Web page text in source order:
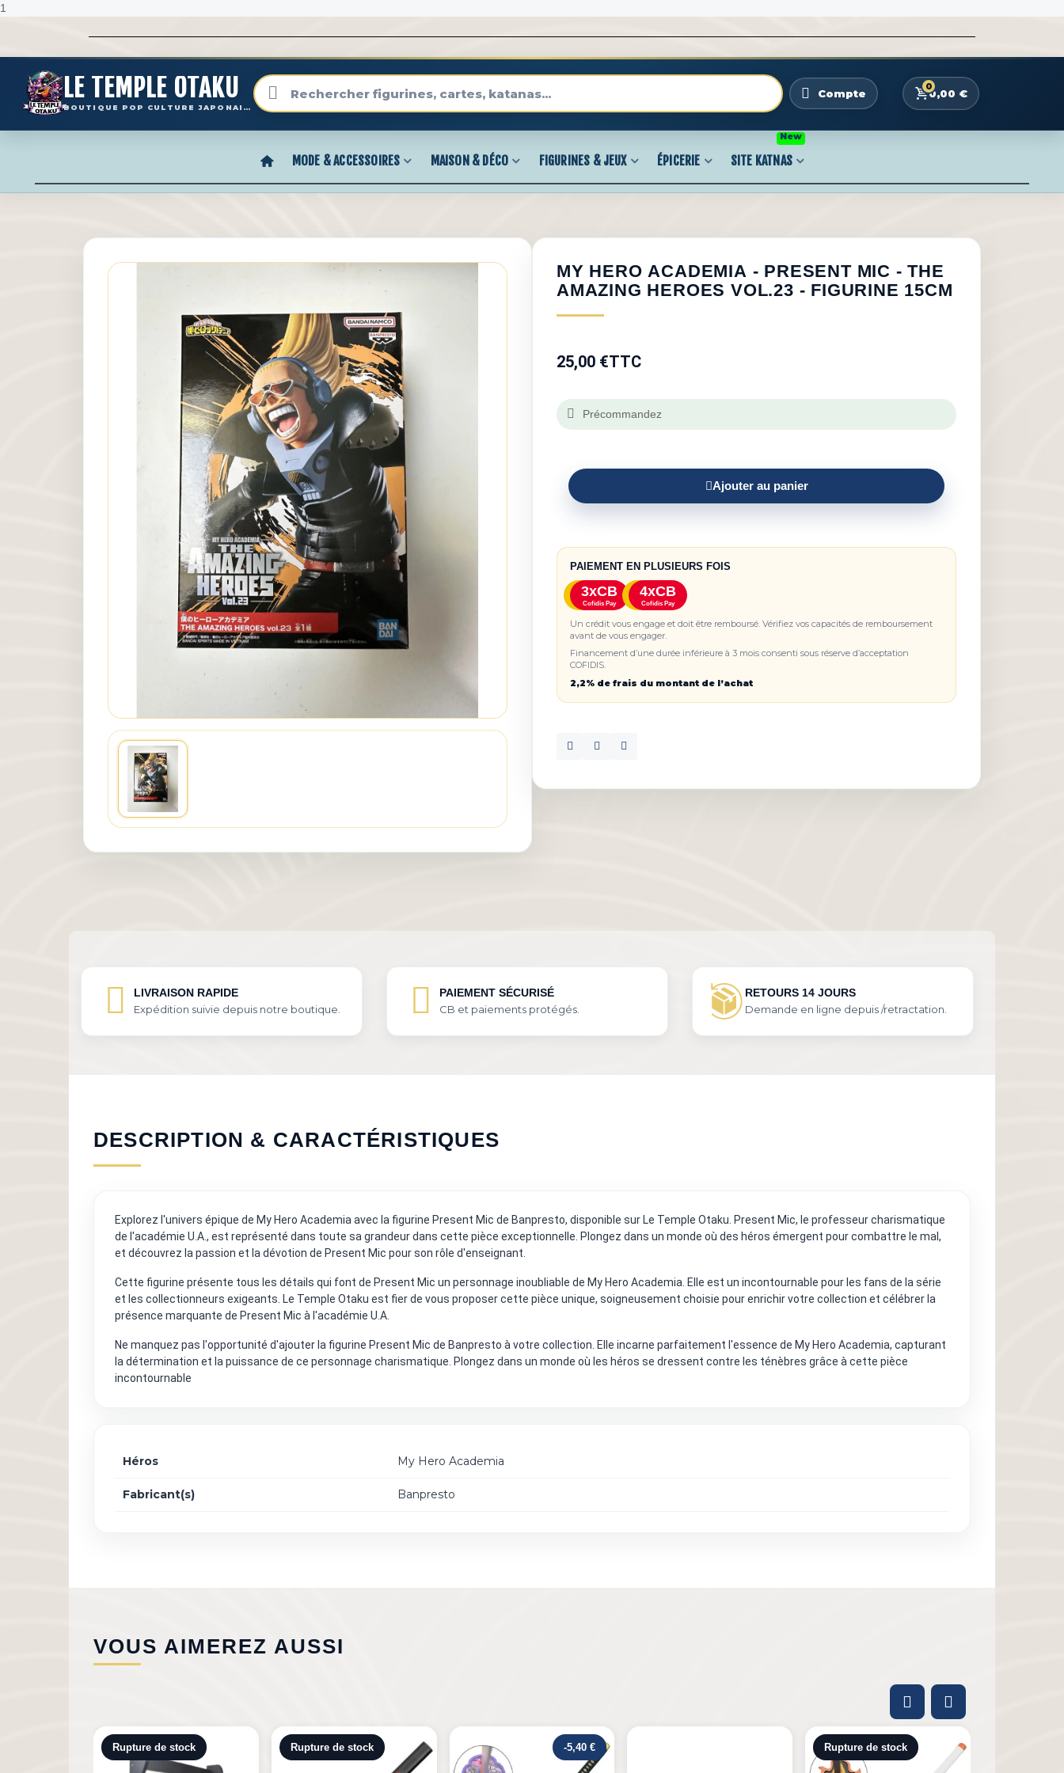
1
LE TEMPLE OTAKU
BOUTIQUE POP CULTURE JAPONAISE
Compte
0
0,00 €
MODE & ACCESSOIRES MAISON & DÉCO FIGURINES & JEUX ÉPICERIE SITE KATNAS
New
MY HERO ACADEMIA - PRESENT MIC - THE
AMAZING HEROES VOL.23 - FIGURINE 15CM
25,00 €TTC
Précommandez
Ajouter au panier
PAIEMENT EN PLUSIEURS FOIS
3xCB
Cofidis Pay
4xCB
Cofidis Pay
Un crédit vous engage et doit être remboursé. Vérifiez vos capacités de remboursement
avant de vous engager.
Financement d’une durée inférieure à 3 mois consenti sous réserve d’acceptation
COFIDIS.
2,2% de frais du montant de l’achat
LIVRAISON RAPIDE
Expédition suivie depuis notre boutique.
PAIEMENT SÉCURISÉ
CB et paiements protégés.
RETOURS 14 JOURS
Demande en ligne depuis /retractation.
DESCRIPTION & CARACTÉRISTIQUES
Explorez l'univers épique de My Hero Academia avec la figurine Present Mic de Banpresto, disponible sur Le Temple Otaku. Present Mic, le professeur charismatique
de l'académie U.A., est représenté dans toute sa grandeur dans cette pièce exceptionnelle. Plongez dans un monde où des héros émergent pour combattre le mal,
et découvrez la passion et la dévotion de Present Mic pour son rôle d'enseignant.
Cette figurine présente tous les détails qui font de Present Mic un personnage inoubliable de My Hero Academia. Elle est un incontournable pour les fans de la série
et les collectionneurs exigeants. Le Temple Otaku est fier de vous proposer cette pièce unique, soigneusement choisie pour enrichir votre collection et célébrer la
présence marquante de Present Mic à l'académie U.A.
Ne manquez pas l'opportunité d'ajouter la figurine Present Mic de Banpresto à votre collection. Elle incarne parfaitement l'essence de My Hero Academia, capturant
la détermination et la puissance de ce personnage charismatique. Plongez dans un monde où les héros se dressent contre les ténèbres grâce à cette pièce
incontournable
Héros My Hero Academia
Fabricant(s) Banpresto
VOUS AIMEREZ AUSSI
Rupture de stock -5,40 €